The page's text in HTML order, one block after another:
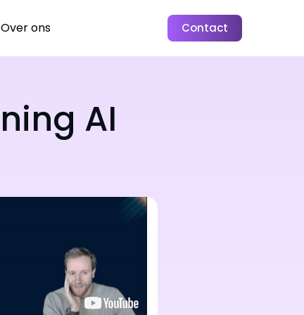
Over ons Contact
AI